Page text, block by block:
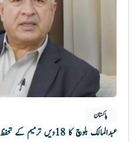
پاکستان
عبدالمالک بلوچ کا 18ویں ترمیم کے تحفظ پر زور